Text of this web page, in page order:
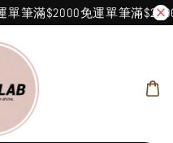
單筆滿$2000免運單筆滿$2000